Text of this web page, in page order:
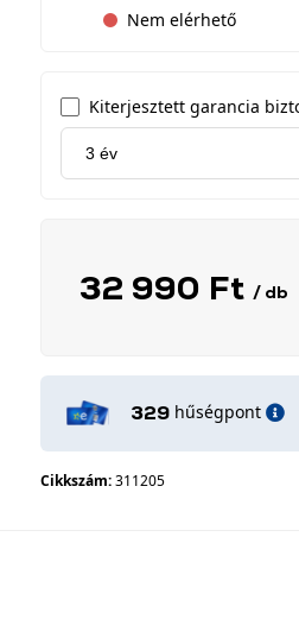
Nem elérhető
Kiterjesztett garancia
32 990 Ft / db
329 hűségpont
Cikkszám:311205